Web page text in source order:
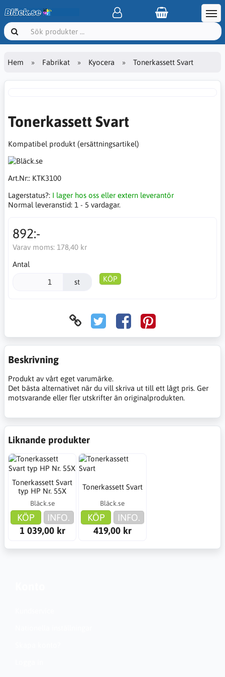
Hem Fabrikat Kyocera Tonerkassett Svart
Tonerkassett Svart
Kompatibel produkt (ersättningsartikel)
Art.Nr:: KTK3100
Lagerstatus?: I lager hos oss eller extern leverantör
Normal leveranstid: 1 - 5 vardagar.
892:-
Varav moms: 178,40 kr
Antal
st KÖP
Beskrivning
Produkt av vårt eget varumärke.
Det bästa alternativet när du vill skriva ut till ett lågt pris. Ger
motsvarande eller fler utskrifter än originalprodukten.
Liknande produkter
Tonerkassett Svart
typ HP Nr. 55X
Bläck.se
KÖP
INFO.
1 039,00 kr
Tonerkassett Svart
Bläck.se
KÖP
INFO.
419,00 kr